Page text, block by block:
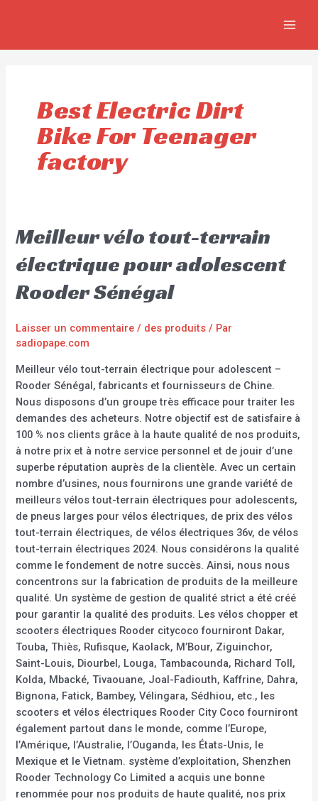
Best Electric Dirt
Bike For Teenager
factory
Meilleur vélo tout-terrain
électrique pour adolescent
Rooder Sénégal
Laisser un commentaire / des produits / Par
sadiopape.com
Meilleur vélo tout-terrain électrique pour adolescent –
Rooder Sénégal, fabricants et fournisseurs de Chine.
Nous disposons d’un groupe très efficace pour traiter les
demandes des acheteurs. Notre objectif est de satisfaire à
100 % nos clients grâce à la haute qualité de nos produits,
à notre prix et à notre service personnel et de jouir d’une
superbe réputation auprès de la clientèle. Avec un certain
nombre d’usines, nous fournirons une grande variété de
meilleurs vélos tout-terrain électriques pour adolescents,
de pneus larges pour vélos électriques, de prix des vélos
tout-terrain électriques, de vélos électriques 36v, de vélos
tout-terrain électriques 2024. Nous considérons la qualité
comme le fondement de notre succès. Ainsi, nous nous
concentrons sur la fabrication de produits de la meilleure
qualité. Un système de gestion de qualité strict a été créé
pour garantir la qualité des produits. Les vélos chopper et
scooters électriques Rooder citycoco fourniront Dakar,
Touba, Thiès, Rufisque, Kaolack, M’Bour, Ziguinchor,
Saint-Louis, Diourbel, Louga, Tambacounda, Richard Toll,
Kolda, Mbacké, Tivaouane, Joal-Fadiouth, Kaffrine, Dahra,
Bignona, Fatick, Bambey, Vélingara, Sédhiou, etc., les
scooters et vélos électriques Rooder City Coco fourniront
également partout dans le monde, comme l’Europe,
l’Amérique, l’Australie, l’Ouganda, les États-Unis, le
Mexique et le Vietnam. système d’exploitation, Shenzhen
Rooder Technology Co Limited a acquis une bonne
renommée pour nos produits de haute qualité, nos prix